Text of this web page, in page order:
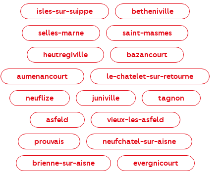
isles-sur-suippe betheniville
selles-marne saint-masmes
heutregiville bazancourt
aumenancourt le-chatelet-sur-retourne
neuflize juniville tagnon
asfeld vieux-les-asfeld
prouvais neufchatel-sur-aisne
brienne-sur-aisne evergnicourt